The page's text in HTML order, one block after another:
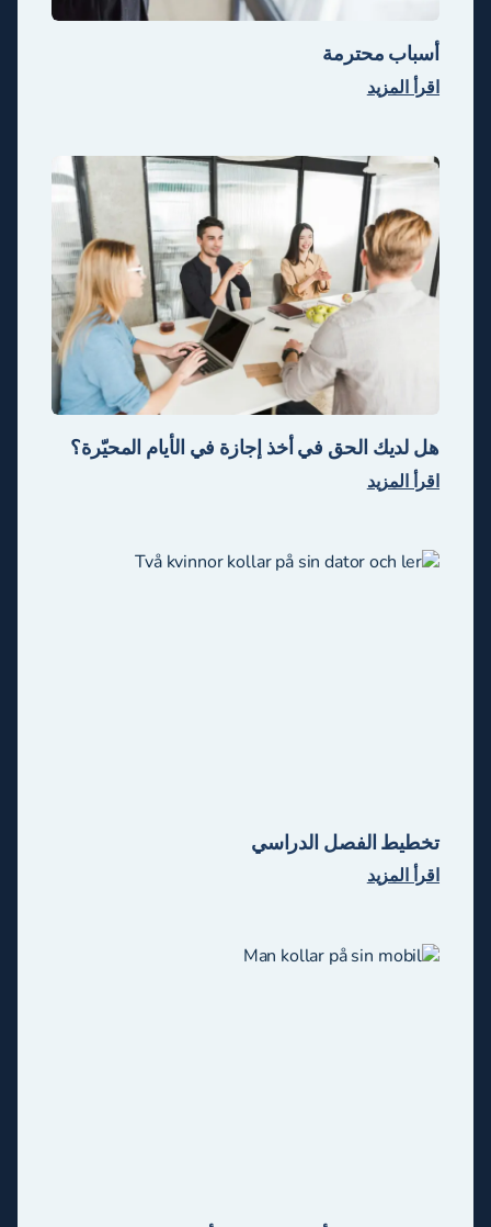
أسباب محترمة
اقرأ المزيد
هل لديك الحق في أخذ إجازة في الأيام المحيّرة؟
اقرأ المزيد
تخطيط الفصل الدراسي
اقرأ المزيد